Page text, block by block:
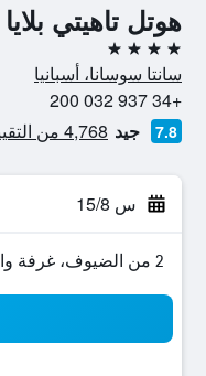
هوتل تاهيتي بلايا 4س
4 نجوم
سانتا سوسانا، أسبانيا
+34 937 032 200
7.8 جيد 4,768 من التقييمات تم التحقق منها
س 15/8
2 من الضيوف، غرفة واحدة